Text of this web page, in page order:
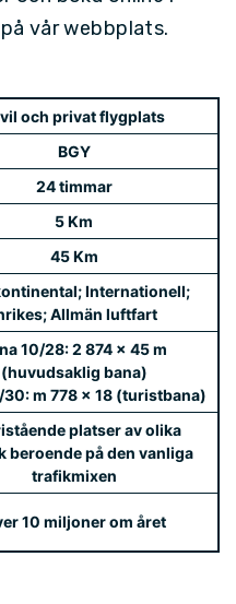
vår webbplats.
och privat flygplats
BGY
24 timmar
5 Km
45 Km
Internationell;
Allmän luftfart
10/28: 2 874 x 45 m
(huvudsaklig bana)
30: m 778 x 18 (turistbana)
platser av olika
beroende på den vanliga
trafikmixen
10 miljoner om året